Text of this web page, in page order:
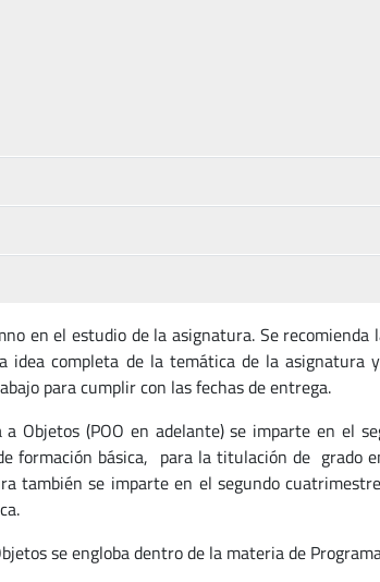
en el estudio de la asignatura. Se
idea completa de la temática de la asignatura
para cumplir con las fechas de entrega.
Objetos (POO en adelante) se imparte en el
formación básica, para la titulación de grado
también se imparte en el segundo
se engloba dentro de la materia de